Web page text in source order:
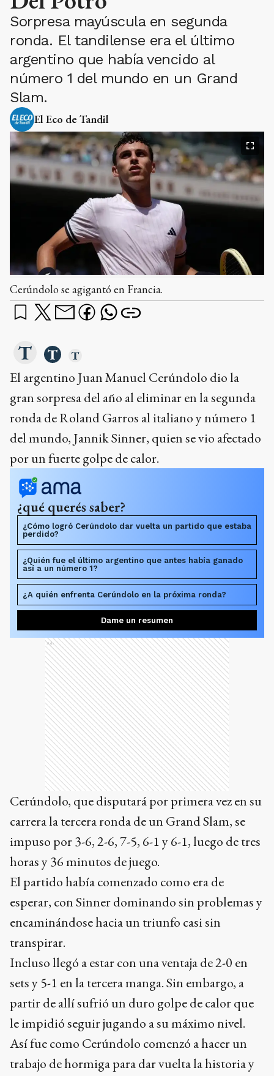
Sorpresa mayúscula en segunda
ronda. El tandilense era el último
argentino que había vencido al
número 1 del mundo en un Grand
Slam.
El Eco de Tandil
Cerúndolo se agigantó en Francia.
El argentino Juan Manuel Cerúndolo dio la
gran sorpresa del año al eliminar en la segunda
ronda de Roland Garros al italiano y número 1
del mundo, Jannik Sinner, quien se vio afectado
por un fuerte golpe de calor.
¿qué querés saber?
¿Cómo logró Cerúndolo dar vuelta un partido que estaba
perdido?
¿Quién fue el último argentino que antes había ganado
así a un número 1?
¿A quién enfrenta Cerúndolo en la próxima ronda?
Dame un resumen
Ads
Cerúndolo, que disputará por primera vez en su
carrera la tercera ronda de un Grand Slam, se
impuso por 3-6, 2-6, 7-5, 6-1 y 6-1, luego de tres
horas y 36 minutos de juego.
El partido había comenzado como era de
esperar, con Sinner dominando sin problemas y
encaminándose hacia un triunfo casi sin
transpirar.
Incluso llegó a estar con una ventaja de 2-0 en
sets y 5-1 en la tercera manga. Sin embargo, a
partir de allí sufrió un duro golpe de calor que
le impidió seguir jugando a su máximo nivel.
Así fue como Cerúndolo comenzó a hacer un
trabajo de hormiga para dar vuelta la historia y